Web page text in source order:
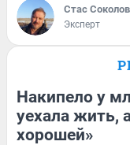
Стас Соколов
Эксперт
Накипело у
уехала жить,
хорошей»